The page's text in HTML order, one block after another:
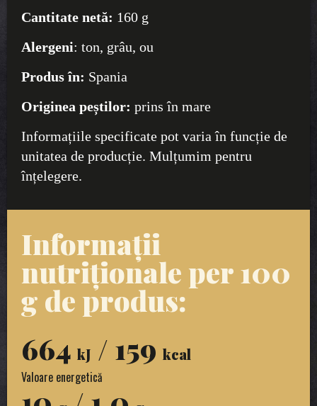
Cantitate netă: 160 g
Alergeni: ton, grâu, ou
Produs în: Spania
Originea peștilor: prins în mare
Informațiile specificate pot varia în funcție de
unitatea de producție. Mulțumim pentru
înțelegere.
Informații
nutriționale per 100
g de produs:
664 kJ / 159 kcal
Valoare energetică